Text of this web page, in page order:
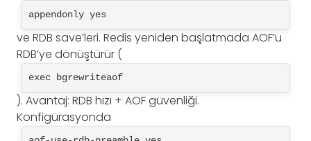
appendonly yes
ve RDB save’leri. Redis yeniden başlatmada AOF’u
RDB’ye dönüştürür (
exec bgrewriteaof
). Avantaj: RDB hızı + AOF güvenliği.
Konfigürasyonda